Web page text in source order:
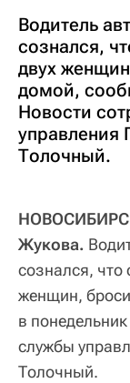
Водитель
сознался,
двух
домой,
Новости
управления
Толочный.
Жукова.
сознался, что
женщин,
в
службы
Толочный.